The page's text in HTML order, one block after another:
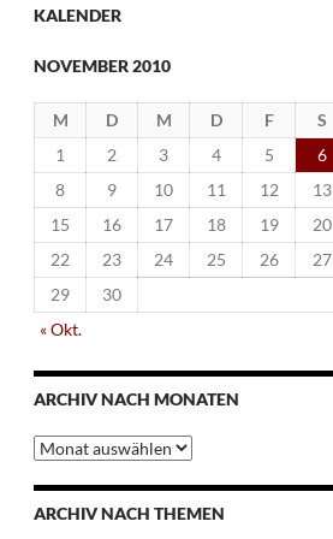
KALENDER
NOVEMBER 2010
M D M D F S
1
2 3 4 5 6
8
9 10 11 12 13
15
16 17 18 19 20
22
23 24 25 26 27
29
30
« Okt.
ARCHIV NACH MONATEN
Archiv
nach
Monaten
ARCHIV NACH THEMEN